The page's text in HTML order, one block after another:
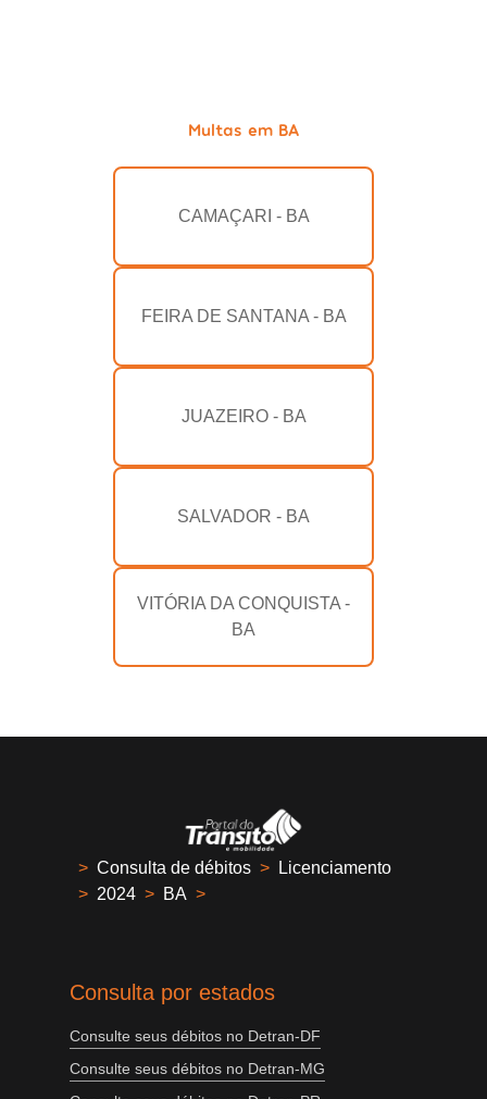
Multas em BA
CAMAÇARI - BA
FEIRA DE SANTANA - BA
JUAZEIRO - BA
SALVADOR - BA
VITÓRIA DA CONQUISTA -
BA
> Consulta de débitos >
Licenciamento
> 2024 > BA >
Consulta por estados
Consulte seus débitos no Detran-DF
Consulte seus débitos no Detran-MG